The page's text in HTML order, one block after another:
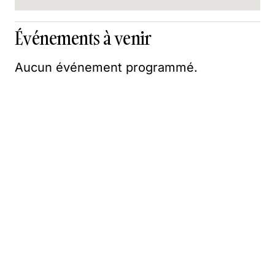
Événements à venir
Aucun événement programmé.